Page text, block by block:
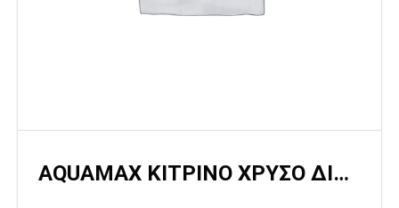
AQUAMAX ΚΙΤΡΙΝΟ ΧΡΥΣΟ ΔΙΑΦΑΝΟ